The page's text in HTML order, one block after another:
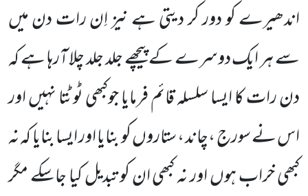
اندھیرے کو دور کر دیتی ہے نیز اِن رات دن میں
سے ہر ایک دوسرے کے پیچھے جلد جلد چلا آرہا ہے کہ
دن رات کا ایسا سلسلہ قائم فرمایا جوکبھی ٹوٹتا نہیں اور
اس نے سورج ،چاند ، ستاروں کو بنایا اور ایسا بنایا کہ نہ
کبھی خراب ہوں اور نہ کبھی ان کو تبدیل کیا جاسکے مگر